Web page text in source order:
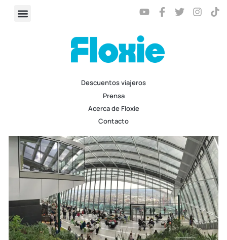
Descuentos viajeros
Prensa
Acerca de Floxie
Contacto